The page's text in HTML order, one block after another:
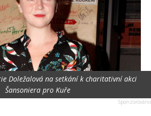
Doležalová na setkání k charitativní akci
Šansoniera pro Kuře